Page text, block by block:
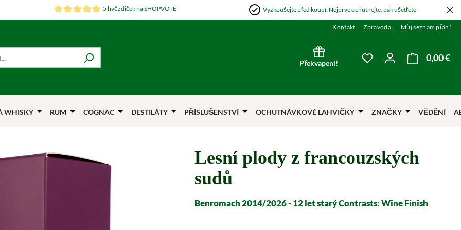
5 hvězdiček na SHOPVOTE Vyzkoušejte před koupí: Nejprve ochutnejte, pak ušetřete
Kontakt Zpravodaj Můj seznam přání
Překvapení!
Máte 0 položky v0,00 €
WHISKY RUM COGNAC DESTILÁTY PŘÍSLUŠENSTVÍ OCHUTNÁVKOVÉ LAHVIČKY ZNAČKY VĚDĚNÍ
Lesní plody z francouzských
sudů
Benromach 2014/2026 - 12 let starý Contrasts: Wine Finish